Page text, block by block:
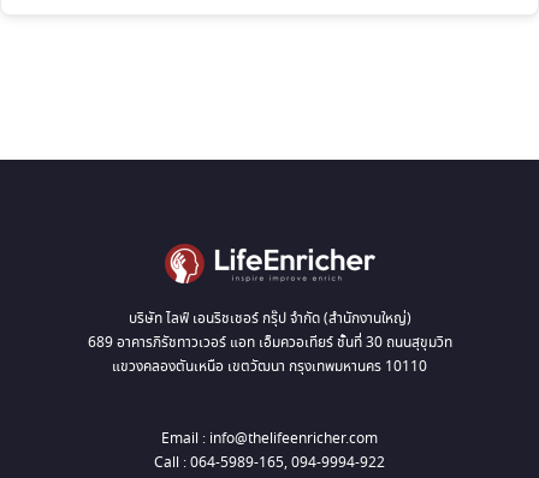
บริษัท ไลฟ์ เอนริชเชอร์ กรุ๊ป จำกัด (สำนักงานใหญ่)
689 อาคารภิรัชทาวเวอร์ แอท เอ็มควอเทียร์ ชั้นที่ 30 ถนนสุขุมวิท
แขวงคลองตันเหนือ เขตวัฒนา กรุงเทพมหานคร 10110
Email : info@thelifeenricher.com
Call : 064-5989-165, 094-9994-922